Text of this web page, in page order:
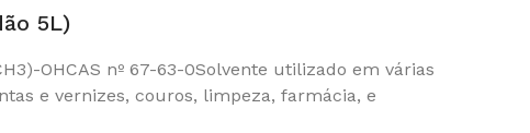
5L)
OHCAS nº 67-63-0Solvente utilizado em várias
e vernizes, couros, limpeza, farmácia, e